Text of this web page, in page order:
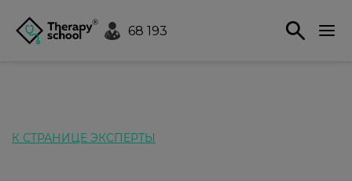
68 193
К СТРАНИЦЕ ЭКСПЕРТЫ